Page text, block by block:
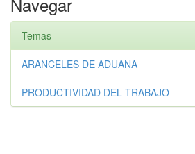
Temas
ARANCELES DE ADUANA
PRODUCTIVIDAD DEL TRABAJO